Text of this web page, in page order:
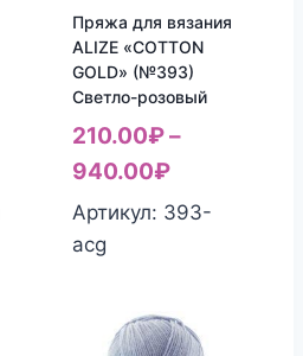
Пряжа для вязания
ALIZE «COTTON
GOLD» (№393)
Светло-розовый
210.00₽–
940.00₽
Артикул: 393-
acg